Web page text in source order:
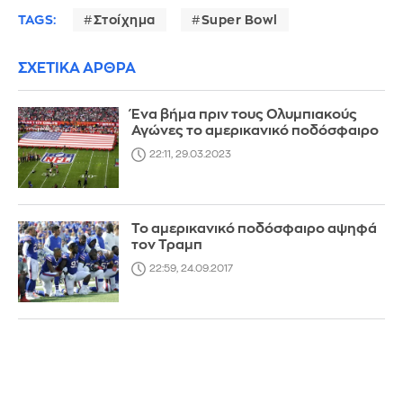
TAGS: Στοίχημα Super Bowl
ΣΧΕΤΙΚΑ ΑΡΘΡΑ
Ένα βήμα πριν τους Ολυμπιακούς
Αγώνες το αμερικανικό ποδόσφαιρο
22:11, 29.03.2023
Το αμερικανικό ποδόσφαιρο αψηφά
τον Τραμπ
22:59, 24.09.2017